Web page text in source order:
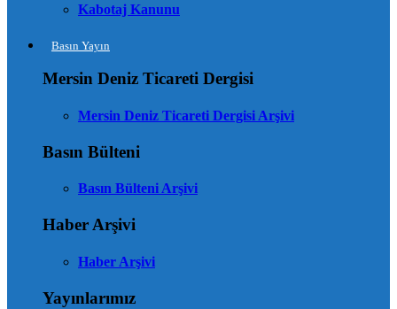
Kabotaj Kanunu
Basın Yayın
Mersin Deniz Ticareti Dergisi
Mersin Deniz Ticareti Dergisi Arşivi
Basın Bülteni
Basın Bülteni Arşivi
Haber Arşivi
Haber Arşivi
Yayınlarımız